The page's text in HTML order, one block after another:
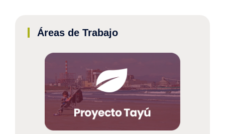
Áreas de Trabajo